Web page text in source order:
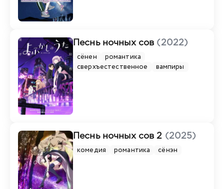
Песнь ночных сов (2022)
сёнен
романтика
сверхъестественное
вампиры
Песнь ночных сов 2 (2025)
комедия романтика сёнэн